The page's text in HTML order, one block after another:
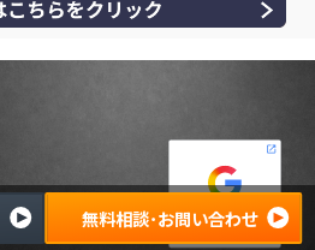
無料相談･お問い合わせ